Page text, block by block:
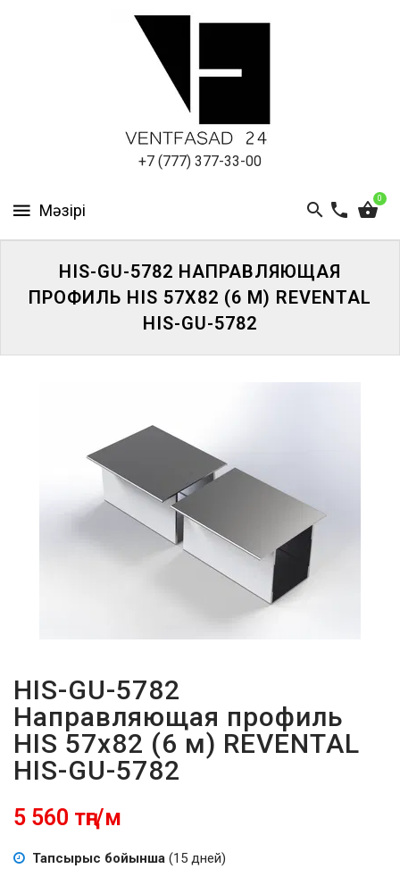
+7 (777) 377-33-00
0
ПАНЕЛИ
ҰМЫТТЫҢЫЗ
HIS-GU-5782 НАПРАВЛЯЮЩАЯ
ПРОФИЛЬ HIS 57Х82 (6 М) REVENTAL
HIS-GU-5782
HIS-GU-5782
Направляющая профиль
HIS 57х82 (6 м) REVENTAL
HIS-GU-5782
5 560 тңг/м
Тапсырыс бойынша (15 дней)